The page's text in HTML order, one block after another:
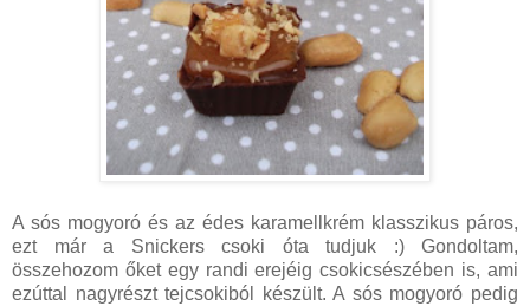
A sós mogyoró és az édes karamellkrém klasszikus páros,
ezt már a Snickers csoki óta tudjuk :) Gondoltam,
összehozom őket egy randi erejéig csokicsészében is, ami
ezúttal nagyrészt tejcsokiból készült. A sós mogyoró pedig